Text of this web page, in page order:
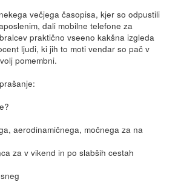
večjega časopisa, kjer so odpustili
dali mobilne telefone za
praktično vseeno kakšna izgleda
ljudi, ki jih to moti vendar so pač v
pomembni.
aerodinamičnega, močnega za na
za v vikend in po slabših cestah